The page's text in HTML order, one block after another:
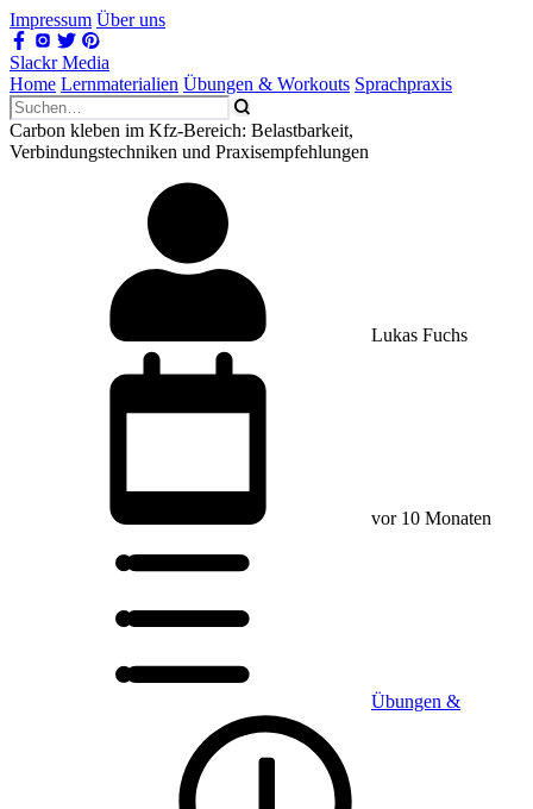
Impressum Über uns
Slackr Media
Home Lernmaterialien Übungen & Workouts Sprachpraxis
Carbon kleben im Kfz-Bereich: Belastbarkeit,
Verbindungstechniken und Praxisempfehlungen
Lukas Fuchs
vor 10 Monaten
Übungen &